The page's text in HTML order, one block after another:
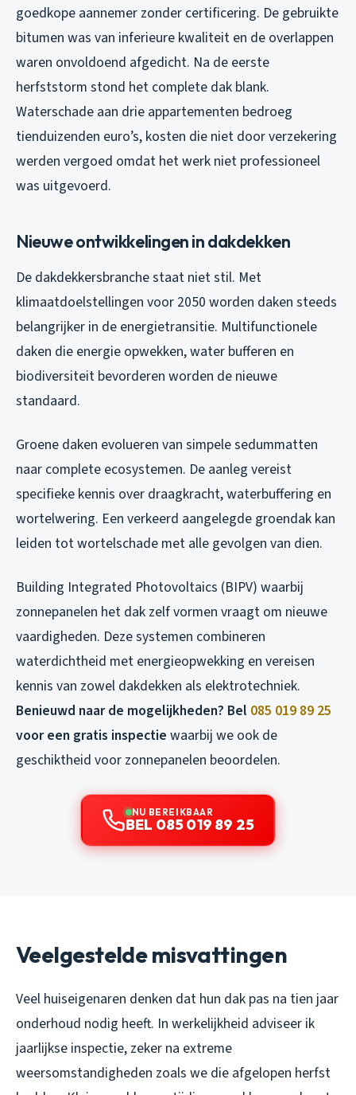
goedkope aannemer zonder certificering. De gebruikte
bitumen was van inferieure kwaliteit en de overlappen
waren onvoldoend afgedicht. Na de eerste
herfststorm stond het complete dak blank.
Waterschade aan drie appartementen bedroeg
tienduizenden euro’s, kosten die niet door verzekering
werden vergoed omdat het werk niet professioneel
was uitgevoerd.
Nieuwe ontwikkelingen in dakdekken
De dakdekkersbranche staat niet stil. Met
klimaatdoelstellingen voor 2050 worden daken steeds
belangrijker in de energietransitie. Multifunctionele
daken die energie opwekken, water bufferen en
biodiversiteit bevorderen worden de nieuwe
standaard.
Groene daken evolueren van simpele sedummatten
naar complete ecosystemen. De aanleg vereist
specifieke kennis over draagkracht, waterbuffering en
wortelwering. Een verkeerd aangelegde groendak kan
leiden tot wortelschade met alle gevolgen van dien.
Building Integrated Photovoltaics (BIPV) waarbij
zonnepanelen het dak zelf vormen vraagt om nieuwe
vaardigheden. Deze systemen combineren
waterdichtheid met energieopwekking en vereisen
kennis van zowel dakdekken als elektrotechniek.
Benieuwd naar de mogelijkheden? Bel 085 019 89 25
voor een gratis inspectie waarbij we ook de
geschiktheid voor zonnepanelen beoordelen.
NU BEREIKBAAR
BEL 085 019 89 25
Veelgestelde misvattingen
Veel huiseigenaren denken dat hun dak pas na tien jaar
onderhoud nodig heeft. In werkelijkheid adviseer ik
jaarlijkse inspectie, zeker na extreme
weersomstandigheden zoals we die afgelopen herfst